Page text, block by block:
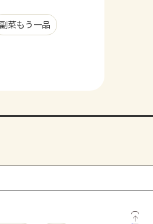
副菜もう一品